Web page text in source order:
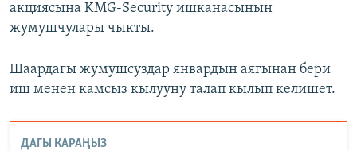
акциясына KMG-Security ишканасынын
жумушчулары чыкты.
Шаардагы жумушсуздар январдын аягынан бери
иш менен камсыз кылууну талап кылып келишет.
ДАГЫ КАРАҢЫЗ